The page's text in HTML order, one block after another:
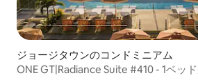
ジョージタウンのコンドミニアム
ONE GT|Radiance Suite #410 - 1ベッ